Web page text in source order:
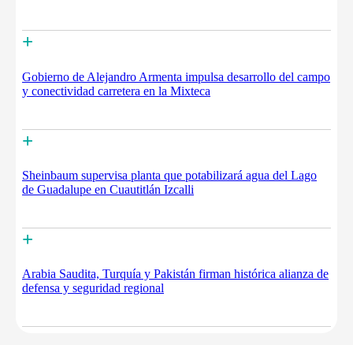
+
Gobierno de Alejandro Armenta impulsa desarrollo del campo
y conectividad carretera en la Mixteca
+
Sheinbaum supervisa planta que potabilizará agua del Lago
de Guadalupe en Cuautitlán Izcalli
+
Arabia Saudita, Turquía y Pakistán firman histórica alianza de
defensa y seguridad regional